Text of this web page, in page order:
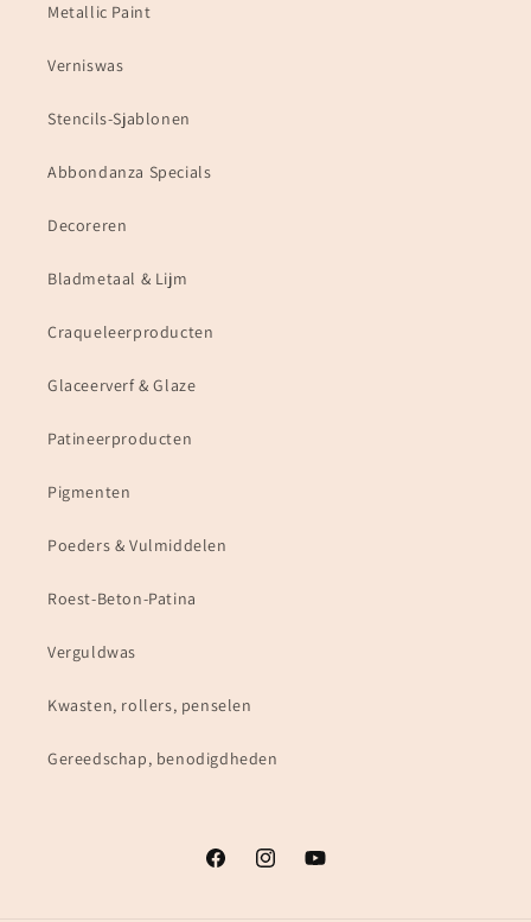
Metallic Paint
Verniswas
Stencils-Sjablonen
Abbondanza Specials
Decoreren
Bladmetaal & Lijm
Craqueleerproducten
Glaceerverf & Glaze
Patineerproducten
Pigmenten
Poeders & Vulmiddelen
Roest-Beton-Patina
Verguldwas
Kwasten, rollers, penselen
Gereedschap, benodigdheden
FacebookInstagramYouTube